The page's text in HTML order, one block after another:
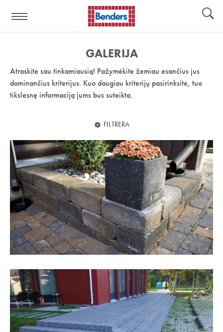
nuoroda:
GALERIJA
Atraskite sau tinkamiausią! Pažymėkite žemiau esančius jus
dominančius kriterijus. Kuo daugiau kriterijų pasirinksite, tuo
tikslesnę informaciją jums bus suteikta.
FILTRERA